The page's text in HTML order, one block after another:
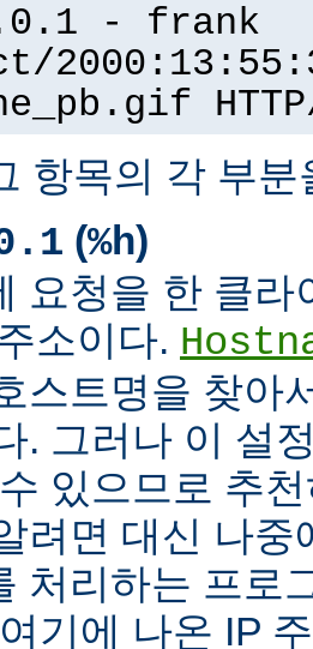
- frank
항목의 각 부
(%h)
요청을 한 클라
소이다.
스트명을 찾아
. 그러나 이 설
있으므로 추
려면 대신 나
처리하는 프로
기에 나온 IP